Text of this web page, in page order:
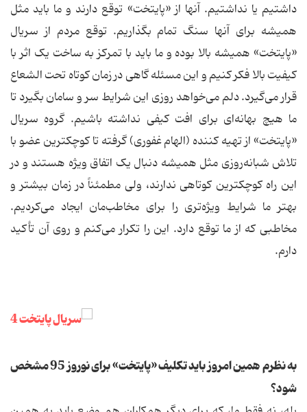
داشتیم یا نداشتیم. آنها از «پایتخت» توقع دارند و ما باید مثل
همیشه برای آنها سنگ تمام بگذاریم. توقع مردم از سریال
«پایتخت» همیشه بالا بوده و ما باید با تمرکز به ساخت یک اثر با
کیفیت بالا فکر کنیم و این مسئله گاهی در زمان کوتاه تحت الشعاع
قرار می‌گیرد. دلم می‌خواهد روزی این شرایط سر و سامان بگیرد تا
ما هیچ بهانه‌ای برای افت کیفی نداشته باشیم. گروه سریال
«پایتخت» از تهیه کننده (الهام غفوری) گرفته تا کوچکترین عضو با
تلاش شبانه‌روزی مثل همیشه دنبال یک اتفاق ویژه هستند و در
این راه کوچکترین کوتاهی ندارند، ولی مطمئناً در زمان بیشتر و
بهتر ما شرایط ویژه‌تری را برای مخاطب‌مان ایجاد می‌کردیم.
مخاطبی که از ما توقع دارد. این را تکرار می‌کنم و روی آن تأکید
دارم.
به نظرم همین امروز باید تکلیف «پایتخت» برای نوروز 95 مشخص
شود؟